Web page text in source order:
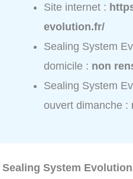
Site internet :
evolution.fr/
Sealing System
domicile : non
Sealing System
ouvert dimanche :
Sealing System